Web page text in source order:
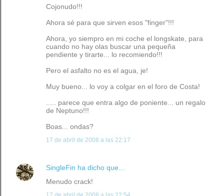
Cojonudo!!!
Ahora sé para que sirven esos "finger"!!!
Ahora, yo siempro en mi coche el longskate, para
cuando no hay olas buscar una pequeña
pendiente y tirarte... lo recomiendo!!!
Pero el asfalto no es el agua, je!
Muy bueno... lo voy a colgar en el foro de Costa!
..... parece que entra algo de poniente... un regalo
de Neptuno!!!
Boas... ondas?
17 de abril de 2008 a las 22:17
SingleFin ha dicho que…
Menudo crack!